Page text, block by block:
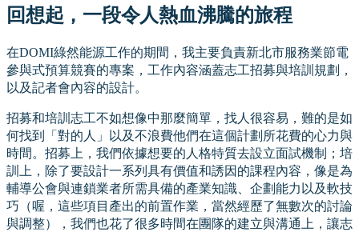
回想起，一段令人熱血沸騰的旅程
在DOMI綠然能源工作的期間，我主要負責新北市服務業節電
參與式預算競賽的專案，工作內容涵蓋志工招募與培訓規劃，
以及記者會內容的設計。
招募和培訓志工不如想像中那麼簡單，找人很容易，難的是如
何找到「對的人」以及不浪費他們在這個計劃所花費的心力與
時間。招募上，我們依據想要的人格特質去設立面試機制；培
訓上，除了要設計一系列具有價值和誘因的課程內容，像是為
輔導公會與連鎖業者所需具備的產業知識、企劃能力以及軟技
巧（喔，這些項目產出的前置作業，當然經歷了無數次的討論
與調整），我們也花了很多時間在團隊的建立與溝通上，讓志